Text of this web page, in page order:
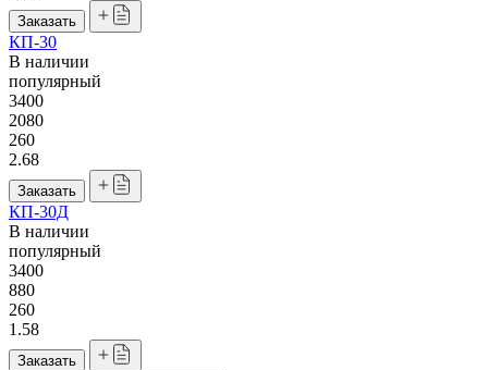
Заказать
КП-30
В наличии
популярный
3400
2080
260
2.68
Заказать
КП-30Д
В наличии
популярный
3400
880
260
1.58
Заказать